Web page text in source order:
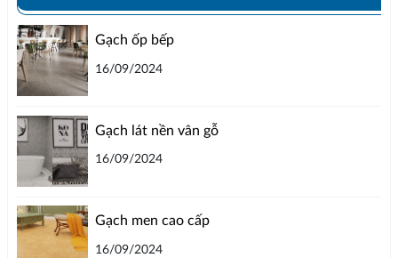
Gạch ốp bếp
16/09/2024
Gạch lát nền vân gỗ
16/09/2024
Gạch men cao cấp
16/09/2024